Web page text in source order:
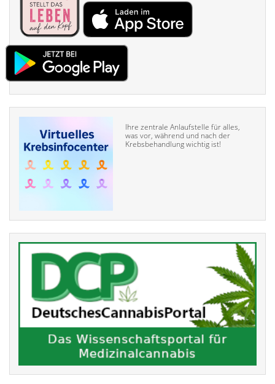
Ihre zentrale Anlaufstelle für alles,
was vor, während und nach der
Krebsbehandlung wichtig ist!